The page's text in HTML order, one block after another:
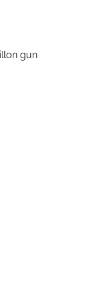
gun